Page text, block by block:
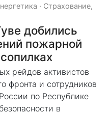
· Страхование,
добились
пожарной
рейдов активистов
фронта и сотрудников
по Республике
в